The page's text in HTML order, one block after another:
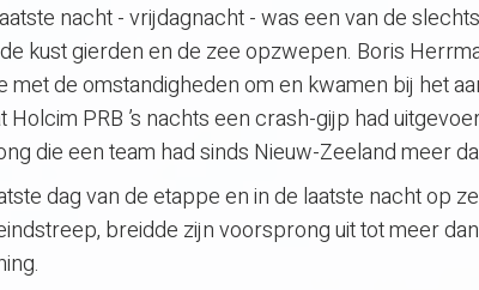
nacht - vrijdagnacht - was een van de
kust gierden en de zee opzwepen. Boris
met de omstandigheden om en kwamen bij het
Holcim PRB ’s nachts een crash-gijp had
die een team had sinds Nieuw-Zeeland meer
dag van de etappe en in de laatste nacht op
breidde zijn voorsprong uit tot meer